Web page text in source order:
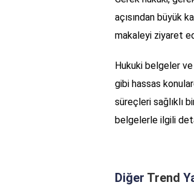
açısından büyük
makaleyi ziyaret
Hukuki belgeler
gibi hassas
süreçleri sağlıklı
belgelerle ilgili
Diğer Trend